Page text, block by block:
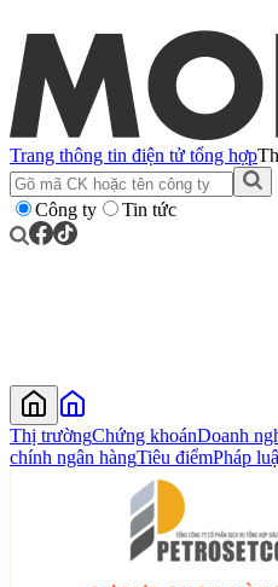
Trang thông tin điện tử tổng hợp
Công ty Tin tức
Thị trườngChứng khoánDoanh
chính ngân hàngTiêu điểmPháp